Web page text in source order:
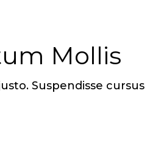
Mollis
Suspendisse cursus